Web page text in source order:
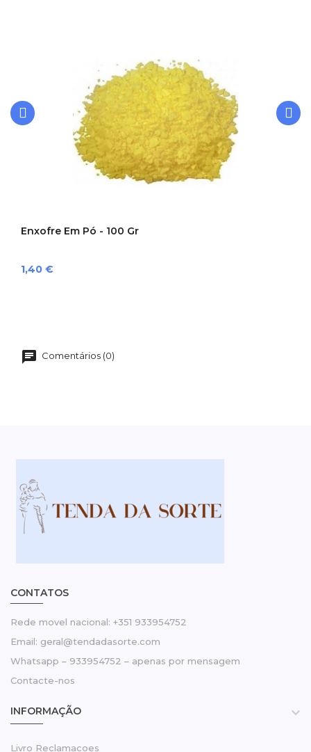
Enxofre Em Pó - 100 Gr
Preço
1,40 €
Comentários (0)
CONTATOS
Rede movel nacional: +351 933954752
Email: geral@tendadasorte.com
Whatsapp – 933954752 – apenas por mensagem
Contacte-nos
INFORMAÇÃO 
Livro Reclamacoes